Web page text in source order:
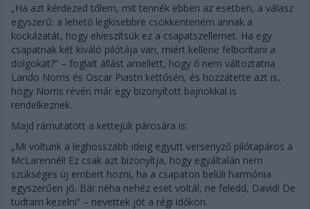
„Ha azt kérdezed tőlem, mit tennék ebben az esetben, a válasz
egyszerű: a lehető legkisebbre csökkenteném annak a
kockázatát, hogy elveszítsük ez a csapatszellemet. Ha egy
csapatnak két kiváló pilótája van, miért kellene felborítani a
dolgokat?” – foglalt állást amellett, hogy ő nem változtatna
Lando Norris és Oscar Piastri kettősén, és hozzátette azt is,
hogy Norris révén már egy bizonyított bajnokkal is
rendelkeznek.
Majd rámutatott a kettejük párosára is:
„Mi voltunk a leghosszabb ideig együtt versenyző pilótapáros a
McLarennél! Ez csak azt bizonyítja, hogy egyáltalán nem
szükséges új embert hozni, ha a csapaton belüli harmónia
egyszerűen jó. Bár néha nehéz eset voltál, ne feledd, David! De
tudtam kezelni” – nevettek jót a régi időkön.